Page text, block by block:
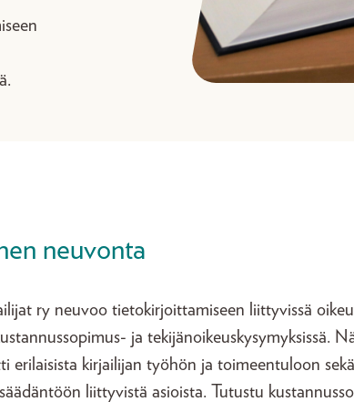
neuvonta
ry neuvoo tietokirjoittamiseen liittyvissä
ja tekijänoikeuskysymyksissä.
erilaisista kirjailijan työhön ja toimeentuloon
liittyvistä asioista. Tutustu